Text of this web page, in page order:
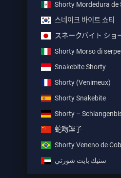
Shorty Mordedura de
스네이크 바이트 쇼티
スネークバイト ショ
Shorty Morso di serpe
Snakebite Shorty
Shorty (Venimeux)
Shorty Snakebite
Shorty –
蛇吻矬子
Shorty Veneno de
سنيك بايت شورتي